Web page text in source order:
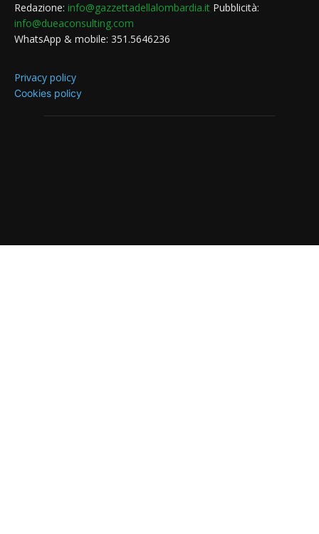
Redazione: info@gazzettadellalombardia.it Pubblicità:
info@dueaconsulting.com
WhatsApp & mobile: 351.5646236
Privacy policy
Cookies policy